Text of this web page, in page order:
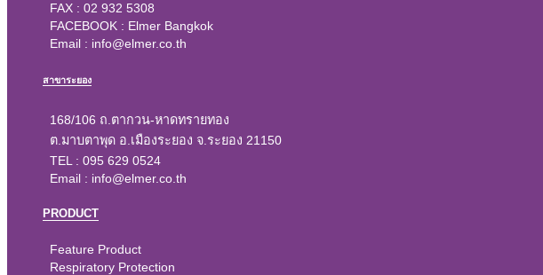
FAX : 02 932 5308
FACEBOOK : Elmer Bangkok
Email : info@elmer.co.th
สาขาระยอง
168/106 ถ.ตากวน-หาดทรายทอง
ต.มาบตาพุด อ.เมืองระยอง จ.ระยอง 21150
TEL : 095 629 0524
Email : info@elmer.co.th
PRODUCT
Feature Product
Respiratory Protection